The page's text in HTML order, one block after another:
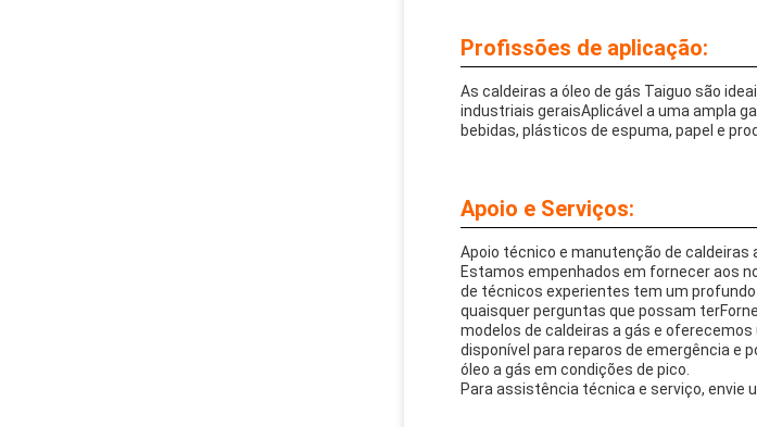
Profissões de aplicação:
As caldeiras a óleo de gás Taiguo são
industriais geraisAplicável a uma ampla
bebidas, plásticos de espuma, papel e
Apoio e Serviços:
Apoio técnico e manutenção de caldeiras
Estamos empenhados em fornecer aos
de técnicos experientes tem um
quaisquer perguntas que possam
modelos de caldeiras a gás e
disponível para reparos de emergência e
óleo a gás em condições de pico.
Para assistência técnica e serviço, envie